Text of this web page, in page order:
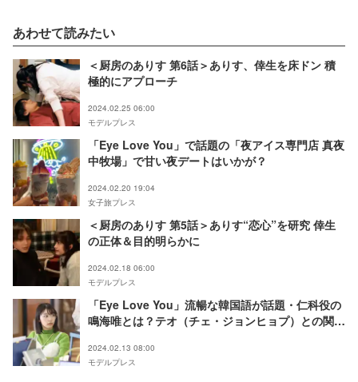
あわせて読みたい
＜厨房のありす 第6話＞ありす、倖生を床ドン 積
極的にアプローチ
2024.02.25 06:00
モデルプレス
「Eye Love You」で話題の「夜アイス専門店 真夜
中牧場」で甘い夜デートはいかが？
2024.02.20 19:04
女子旅プレス
＜厨房のありす 第5話＞ありす“恋心”を研究 倖生
の正体＆目的明らかに
2024.02.18 06:00
モデルプレス
「Eye Love You」流暢な韓国語が話題・仁科役の
鳴海唯とは？テオ（チェ・ジョンヒョプ）との関係
2024.02.13 08:00
モデルプレス